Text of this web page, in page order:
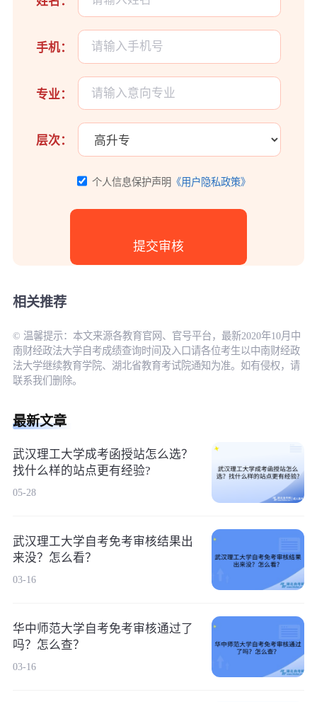
手机：
专业：
层次：
个人信息保护声明 《用户隐私政策》
相关推荐
© 温馨提示：本文来源各教育官网、官号平台，最新2020年10月中
南财经政法大学自考成绩查询时间及入口请各位考生以中南财经政
法大学继续教育学院、湖北省教育考试院通知为准。如有侵权，请
联系我们删除。
最新文章
武汉理工大学成考函授站怎么选？
找什么样的站点更有经验?
05-28
武汉理工大学自考免考审核结果出
来没？怎么看？
03-16
华中师范大学自考免考审核通过了
吗？怎么查？
03-16